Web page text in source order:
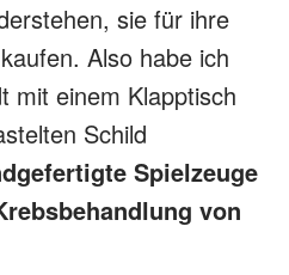
sie für ihre
Also habe ich
mit einem Klapptisch
Schild
Spielzeuge
von